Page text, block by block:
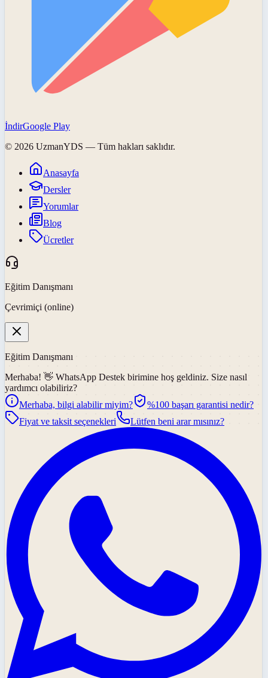
İndirGoogle Play
© 2026 UzmanYDS — Tüm hakları saklıdır.
Anasayfa
Dersler
Yorumlar
Blog
Ücretler
Eğitim Danışmanı
Çevrimiçi (online)
Eğitim Danışmanı
Merhaba! 👋 WhatsApp Destek birimine hoş geldiniz. Size nasıl
yardımcı olabiliriz?
Merhaba, bilgi alabilir miyim?
%100 başarı garantisi nedir?
Fiyat ve taksit seçenekleri
Lütfen beni arar mısınız?